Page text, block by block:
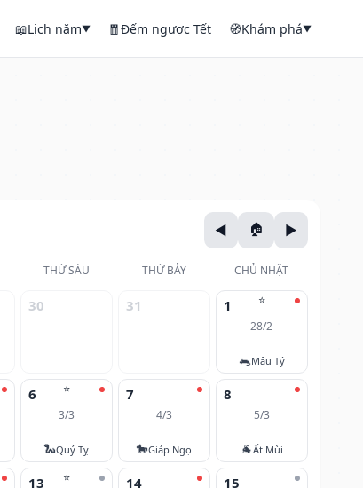
📖Lịch năm▼ 🧧Đếm ngược Tết 🧭Khám phá▼
THỨ SÁU THỨ BẢY CHỦ NHẬT
30 31 ⭐
1
28/2
🐀Mậu Tý
⭐
6
3/3
🐍Quý Tỵ
7
4/3
🐎Giáp Ngọ
8
5/3
🐐Ất Mùi
⭐
13 14 15